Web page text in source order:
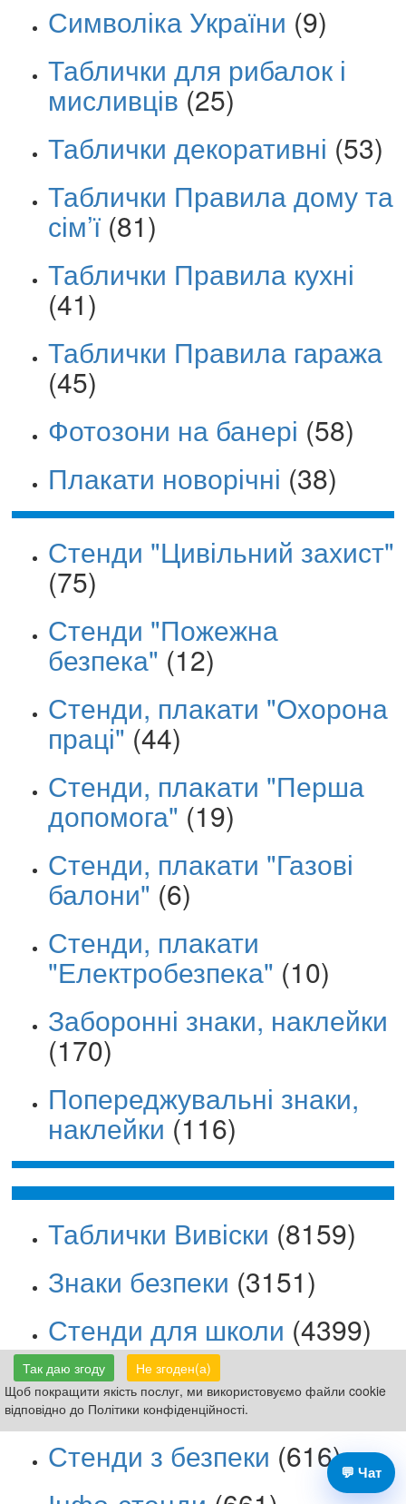
Так даю згоду
Не згоден(а)
Щоб покращити якість послуг, ми використовуємо файли cookie
відповідно до Політики конфіденційності.
Символіка України (9)
Таблички для рибалок і
мисливців (25)
Таблички декоративні (53)
Таблички Правила дому та
сім’ї (81)
Таблички Правила кухні
(41)
Таблички Правила гаража
(45)
Фотозони на банері (58)
Плакати новорічні (38)
Стенди "Цивільний захист"
(75)
Стенди "Пожежна
безпека" (12)
Стенди, плакати "Охорона
праці" (44)
Стенди, плакати "Перша
допомога" (19)
Стенди, плакати "Газові
балони" (6)
Стенди, плакати
"Електробезпека" (10)
Заборонні знаки, наклейки
(170)
Попереджувальні знаки,
наклейки (116)
Таблички Вивіски (8159)
Знаки безпеки (3151)
Стенди для школи (4399)
Стенди для дитсадка
(1084)
Стенди з безпеки (616)💬 Чат